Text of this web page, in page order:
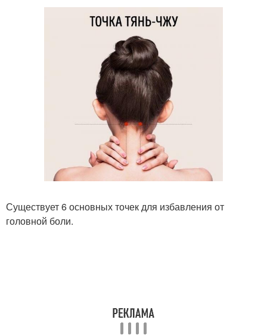
Существует 6 основных точек для избавления от
головной боли.